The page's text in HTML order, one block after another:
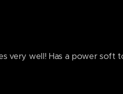
very well! Has a power soft